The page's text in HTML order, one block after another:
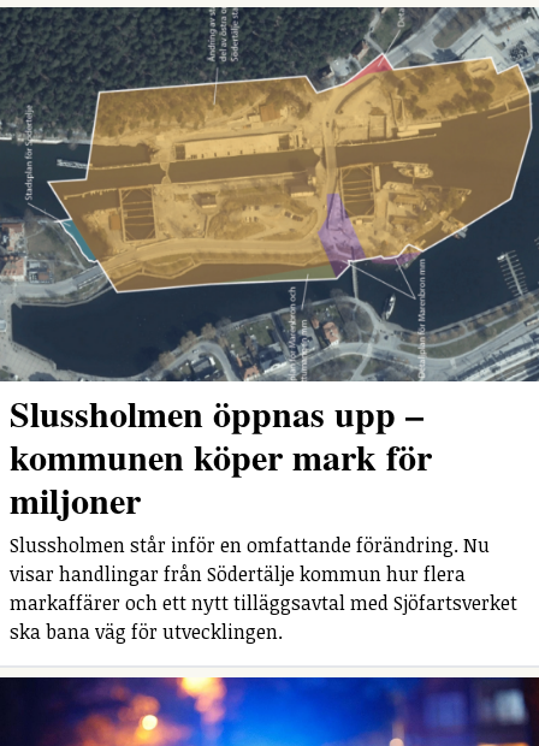
Slussholmen öppnas upp –
kommunen köper mark för
miljoner
Slussholmen står inför en omfattande förändring. Nu
visar handlingar från Södertälje kommun hur flera
markaffärer och ett nytt tilläggsavtal med Sjöfartsverket
ska bana väg för utvecklingen.